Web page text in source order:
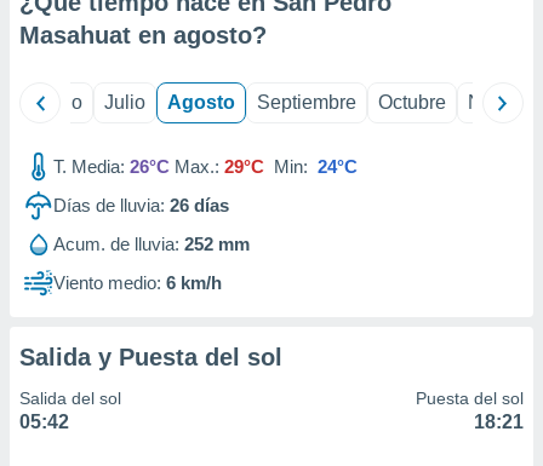
e
publicidad
publicidad
de
Masahuat en agosto?
Junio Julio Agosto Septiembre Octubre
T. Media: 26°C Max.: 29°C Min: 24°C
Días de lluvia: 26 días
Acum. de lluvia: 252 mm
Viento medio: 6 km/h
Salida y Puesta del sol
Salida del sol
05:42
Puesta del sol
18:21